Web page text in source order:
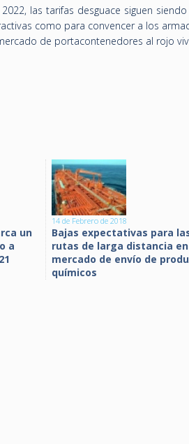
las tarifas desguace siguen
como para convencer a los
de portacontenedores al rojo
un
a
14 de Febrero de 2018
Bajas expectativas para
rutas de larga distancia
mercado de envío de
químicos